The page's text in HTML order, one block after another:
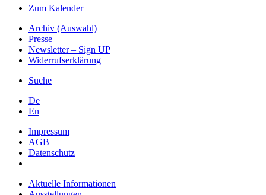
Zum Kalender
Archiv (Auswahl)
Presse
Newsletter – Sign UP
Widerrufserklärung
Suche
De
En
Impressum
AGB
Datenschutz
Aktuelle Informationen